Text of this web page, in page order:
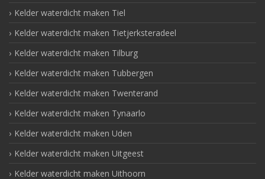
Kelder waterdicht maken Tiel
Kelder waterdicht maken Tietjerksteradeel
Kelder waterdicht maken Tilburg
Kelder waterdicht maken Tubbergen
Kelder waterdicht maken Twenterand
Kelder waterdicht maken Tynaarlo
Kelder waterdicht maken Uden
Kelder waterdicht maken Uitgeest
Kelder waterdicht maken Uithoorn